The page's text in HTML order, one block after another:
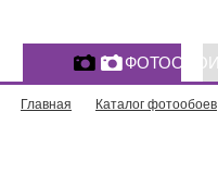
Главная Каталог фотообоев